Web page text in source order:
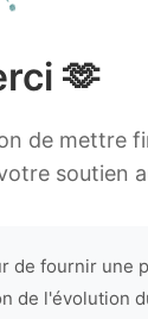
🫶
de mettre
soutien
de fournir une
de l'évolution